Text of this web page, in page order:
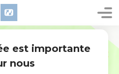
est importante
nous